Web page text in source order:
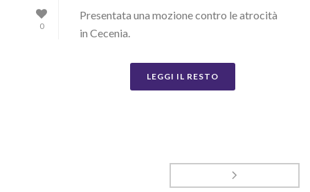
0
Presentata una mozione contro le atrocità
in Cecenia.
LEGGI IL RESTO